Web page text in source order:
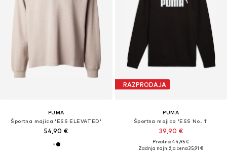
PUMA
Športna majica 'ESS ELEVATED'
54,90 €
RAZPRODAJA
PUMA
Športna majica 'ESS No. 1'
39,90 €
Prvotno: 44,95 €
Zadnja najnižja cena35,91 €